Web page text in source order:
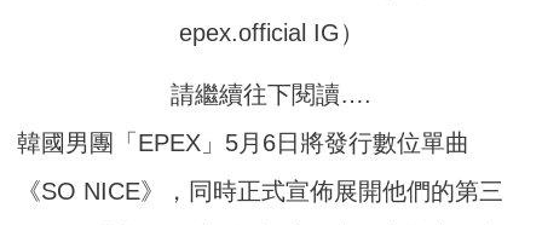
epex.official IG）
請繼續往下閱讀….
韓國男團
「EPEX」5月6日將發行數位單曲
《SO NICE》，同時正式宣佈展開他們的第三